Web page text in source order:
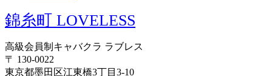
錦糸町 LOVELESS
高級会員制キャバクラ ラブレス
〒 130-0022
東京都墨田区江東橋3丁目3-10